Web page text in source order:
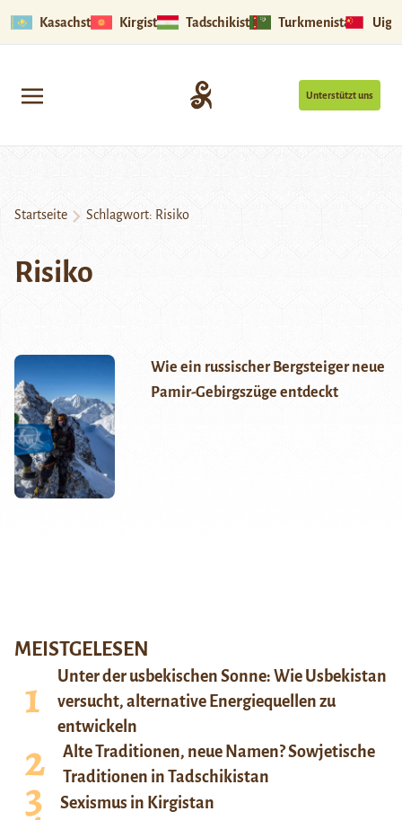
Kasachstan Kirgistan Tadschikistan Turkmenistan
Unterstützt uns
Startseite Schlagwort: Risiko
Risiko
Wie ein russischer Bergsteiger neue
Pamir-Gebirgszüge entdeckt
MEISTGELESEN
Unter der usbekischen Sonne: Wie Usbekistan
versucht, alternative Energiequellen zu
entwickeln
Alte Traditionen, neue Namen? Sowjetische
Traditionen in Tadschikistan
Sexismus in Kirgistan